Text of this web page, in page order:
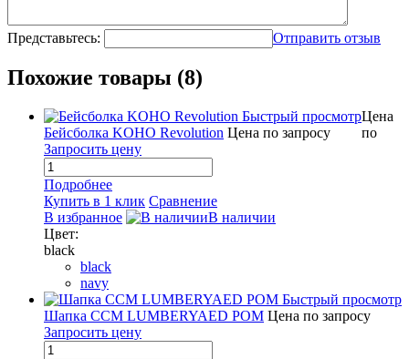
Представьтесь: Отправить отзыв
Похожие товары (8)
Быстрый просмотр
Бейсболка KOHO Revolution Цена по запросу
Запросить цену
Подробнее
Купить в 1 клик Сравнение
В избранное
В наличии
Цвет:
black
black
navy
Быстрый просмотр
Шапка CCM LUMBERYAED POM Цена по запросу
Запросить цену
Цена
по